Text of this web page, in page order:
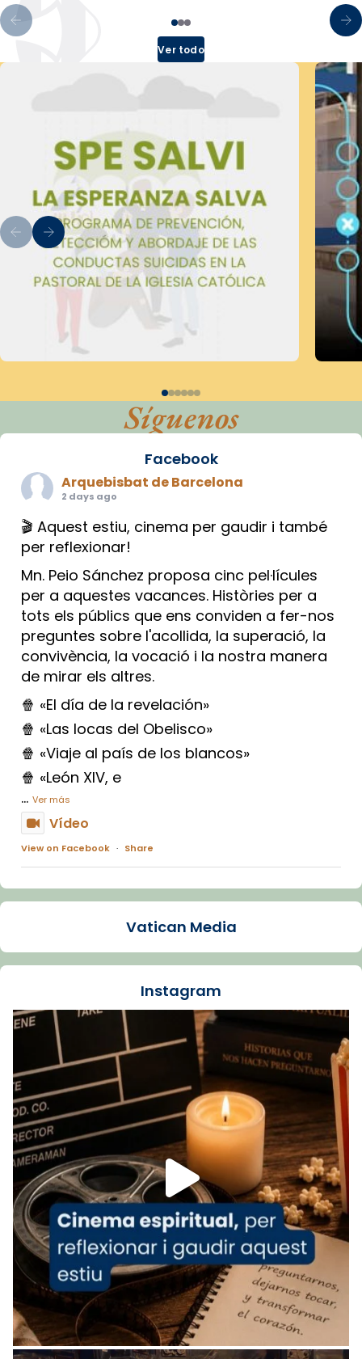
Ver todo
Síguenos
Facebook
Arquebisbat de Barcelona
2 days ago
🎬 Aquest estiu, cinema per gaudir i també
per reflexionar!
Mn. Peio Sánchez proposa cinc pel·lícules
per a aquestes vacances. Històries per a
tots els públics que ens conviden a fer-nos
preguntes sobre l'acollida, la superació, la
convivència, la vocació i la nostra manera
de mirar els altres.
🍿 «El día de la revelación»
🍿 «Las locas del Obelisco»
🍿 «Viaje al país de los blancos»
🍿 «León XIV, e
... Ver más
Vídeo
View on Facebook · Share
Arquebisbat de Barcelona
La Carmina va patir depressió. Fa gairebé
dos mesos, a l'Estadi Lluís Companys, la
Recupera l'entrevista comp
Vatican
tican News 👇
www.vaticannews.va/es/iglesia/news/2026-
07/carmina-historia-depresion-papa-viaje-
espana-testimoni...
Foto
View on Facebook · Share
Arquebisbat de Barcelona
1 week ago
«Avui les santes Juliana i Semproniana ens
ajuden a alçar la mirada»
Mons. Sergi Gordo, bisbe de Tortosa, ha
presidit aquest 27 de juliol la missa de Les
Santes de Mataró.
Vatican Media
Instagram